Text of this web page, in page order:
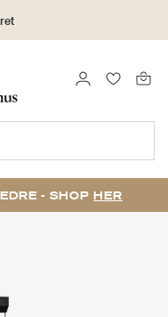
LOG IND
- SHOP HER